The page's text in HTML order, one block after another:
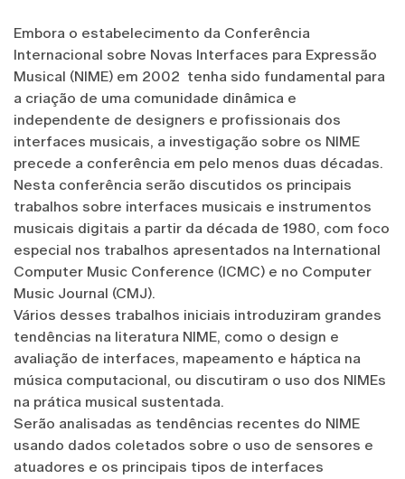
Embora o estabelecimento da Conferência
Internacional sobre Novas Interfaces para Expressão
Musical (NIME) em 2002 tenha sido fundamental para
a criação de uma comunidade dinâmica e
independente de designers e profissionais dos
interfaces musicais, a investigação sobre os NIME
precede a conferência em pelo menos duas décadas.
Nesta conferência serão discutidos os principais
trabalhos sobre interfaces musicais e instrumentos
musicais digitais a partir da década de 1980, com foco
especial nos trabalhos apresentados na International
Computer Music Conference (ICMC) e no Computer
Music Journal (CMJ).
Vários desses trabalhos iniciais introduziram grandes
tendências na literatura NIME, como o design e
avaliação de interfaces, mapeamento e háptica na
música computacional, ou discutiram o uso dos NIMEs
na prática musical sustentada.
Serão analisadas as tendências recentes do NIME
usando dados coletados sobre o uso de sensores e
atuadores e os principais tipos de interfaces